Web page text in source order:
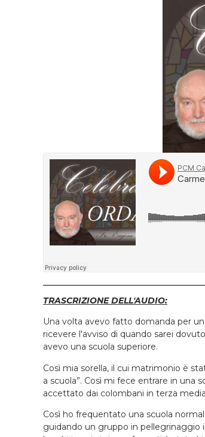
TRASCRIZIONE DELL'AUDIO:
Una volta avevo fatto domanda per
ricevere l'avviso di quando sarei
avevo una scuola superiore.
Così mia sorella, il cui matrimonio è
a scuola”. Così mi fece entrare in una
accettato dai colombani in terza
Così ho frequentato una scuola
guidando un gruppo in pellegrinaggio